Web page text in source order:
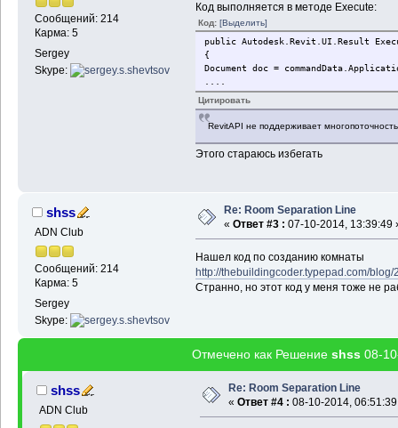
Сообщений: 214
Карма: 5
Sergey
Skype:
Код выполняется в методе Execute:
Код: [Выделить]
public Autodesk.Revit.UI.Result
{
Document doc =
Цитировать
RevitAPI не поддерживает многопоточность
Этого стараюсь избегать
shss
ADN Club
Сообщений: 214
Карма: 5
Sergey
Skype:
Re: Room Separation Line
« Ответ #3 : 07-10-2014, 13:39:49
Нашел код по созданию комнаты
http://thebuildingcoder.typepad.com/
Странно, но этот код у меня тоже не
Отмечено как Решение shss 08-
shss
ADN Club
Re: Room Separation Line
« Ответ #4 : 08-10-2014,